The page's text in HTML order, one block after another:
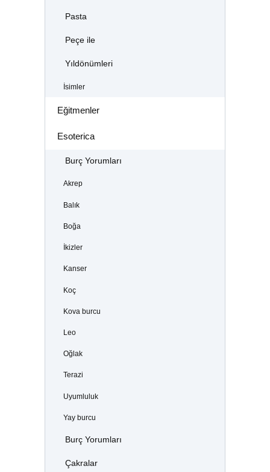
Pasta
Peçe ile
Yıldönümleri
İsimler
Eğitmenler
Esoterica
Burç Yorumları
Akrep
Balık
Boğa
İkizler
Kanser
Koç
Kova burcu
Leo
Oğlak
Terazi
Uyumluluk
Yay burcu
Burç Yorumları
Çakralar